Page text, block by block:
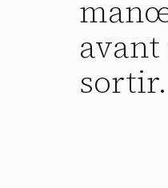
avant
sortir.